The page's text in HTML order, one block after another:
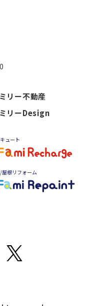
リー不動産
リーDesign
ュート
屋根リフォーム